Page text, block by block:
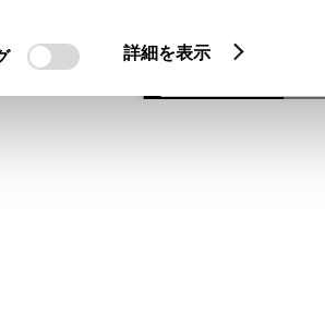
詳細を表示